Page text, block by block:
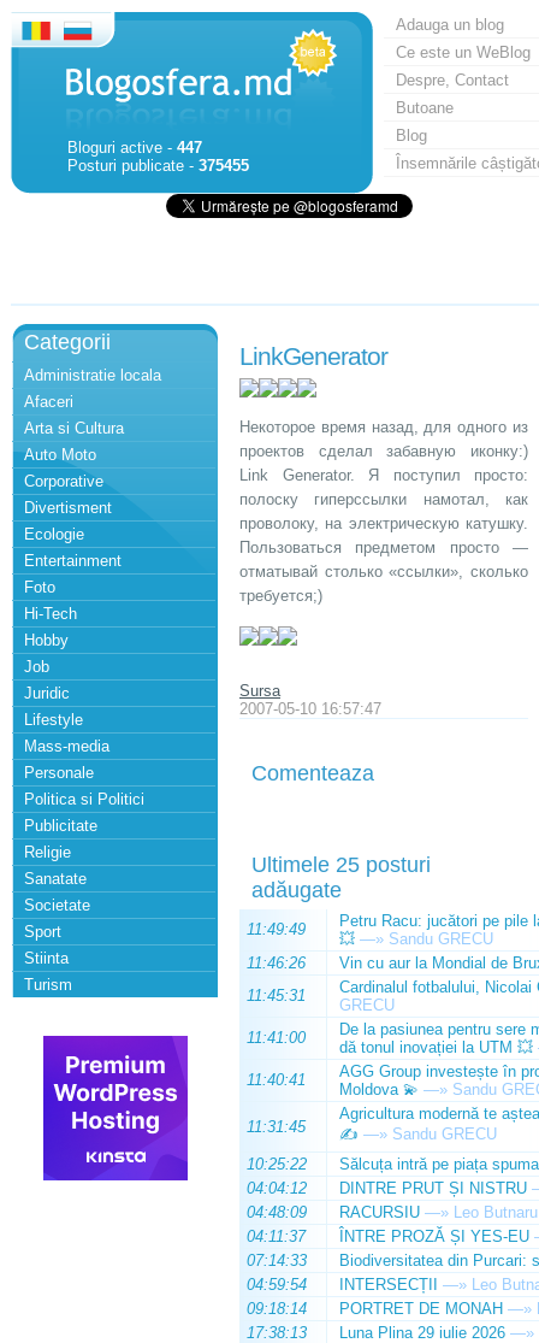
Bloguri active - 447
Posturi publicate - 375455
Adauga un blog
Ce este un WeBlog
Despre, Contact
Butoane
Blog
Însemnările
Categorii
Administratie locala
Afaceri
Arta si Cultura
Auto Moto
Corporative
Divertisment
Ecologie
Entertainment
Foto
Hi-Tech
Hobby
Job
Juridic
Lifestyle
Mass-media
Personale
Politica si Politici
Publicitate
Religie
Sanatate
Societate
Sport
Stiinta
Turism
LinkGenerator
Некоторое время назад, для одного из
проектов сделал забавную иконку:)
Link Generator. Я поступил просто:
полоску гиперссылки намотал, как
проволоку, на электрическую катушку.
Пользоваться предметом просто —
отматывай столько «ссылки», сколько
требуется;)
Sursa
2007-05-10 16:57:47
Comenteaza
Ultimele 25 posturi
adăugate
11:49:49
Petru Racu: jucători pe pile
💥 —» Sandu GRECU
11:46:26
Vin cu aur la Mondial de
11:45:31
Cardinalul fotbalului,
GRECU
11:41:00
De la pasiunea pentru sere
dă tonul inovației la UTM 💥
11:40:41
AGG Group investește în
Moldova 💫 —» Sandu
11:31:45
Agricultura modernă te
✍️ —» Sandu GRECU
10:25:22
Sălcuța intră pe piața
04:04:12
DINTRE PRUT ȘI NISTRU
04:48:09
RACURSIU —» Leo Butnaru
04:11:37
ÎNTRE PROZĂ ȘI YES-EU
07:14:33
Biodiversitatea din Purcari:
04:59:54
INTERSECȚII —» Leo
09:18:14
PORTRET DE MONAH —»
17:38:13
Luna Plina 29 iulie 2026 —»